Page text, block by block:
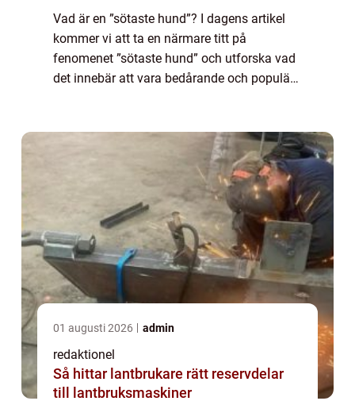
Vad är en ”sötaste hund”? I dagens artikel
kommer vi att ta en närmare titt på
fenomenet ”sötaste hund” och utforska vad
det innebär att vara bedårande och populär
01 augusti 2026 admin
redaktionel
Så hittar lantbrukare rätt reservdelar
till lantbruksmaskiner